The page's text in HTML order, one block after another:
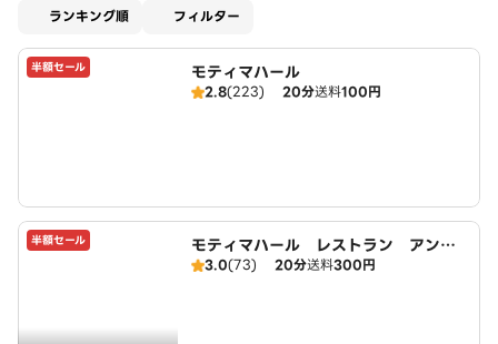
ランキング順 フィルター
半額セール モティマハール
2.8(223) 20分送料100円
半額セール
モティマハール レストラン アンド
バー
3.0(73) 20分送料300円